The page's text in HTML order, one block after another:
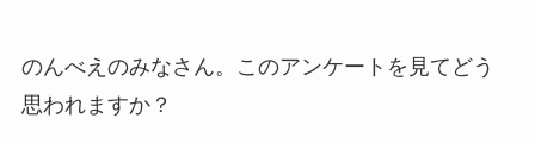
のんべえのみなさん。このアンケートを見てどう
思われますか？